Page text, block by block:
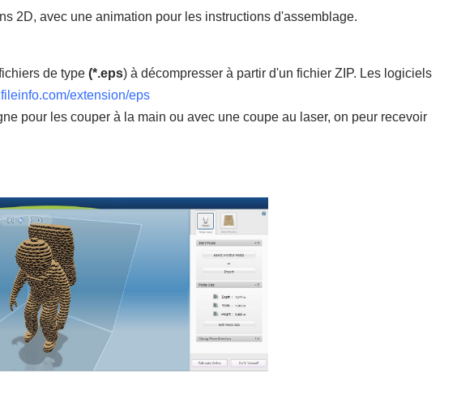
2D, avec une animation pour les instructions d'assemblage.
de type (*.eps) à décompresser à partir d'un fichier ZIP. Les logiciels
extension/eps
pour les couper à la main ou avec une coupe au laser, on peur recevoir